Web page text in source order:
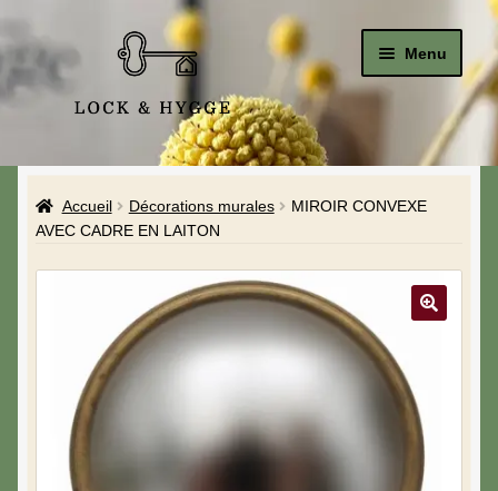
Menu
Le Studio
La Boutique
A propos de moi
Mon compte
Blog & Hygge
Accueil Décorations murales
MIROIR CONVEXE
AVEC CADRE EN LAITON